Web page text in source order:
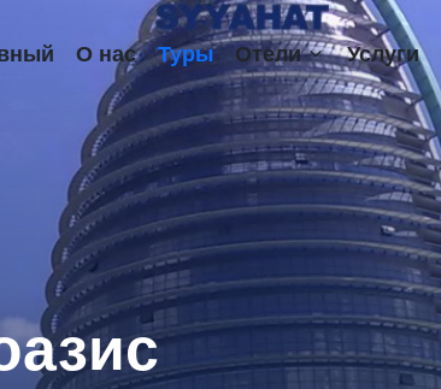
О нас Туры Отели Услуги